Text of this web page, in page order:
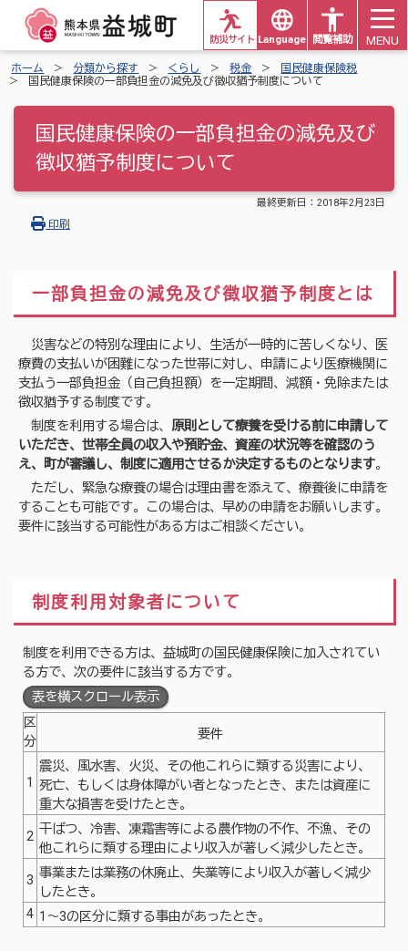
Languages 閲覧補助
防災サイト MENU
ホーム 分類から探す くらし 税金
国民健康保険税
国民健康保険の一部負担金の減免及び徴収猶予制度について
国民健康保険の一部負担金の減免及び
徴収猶予制度について
最終更新日： 2018年2月23日
印刷
一部負担金の減免及び徴収猶予制度とは
災害などの特別な理由により、生活が一時的に苦しくなり、医
療費の支払いが困難になった世帯に対し、申請により医療機関に
支払う一部負担金（自己負担額）を一定期間、減額・免除または
徴収猶予する制度です。
制度を利用する場合は、原則として療養を受ける前に申請して
いただき、世帯全員の収入や預貯金、資産の状況等を確認のう
え、町が審議し、制度に適用させるか決定するものとなります。
ただし、緊急な療養の場合は理由書を添えて、療養後に申請を
することも可能です。この場合は、早めの申請をお願いします。
要件に該当する可能性がある方はご相談ください。
制度利用対象者について
制度を利用できる方は、益城町の国民健康保険に加入されてい
る方で、次の要件に該当する方です。
表を横スクロール表示
区
分
要件
1
震災、風水害、火災、その他これらに類する災害により、
死亡、もしくは身体障がい者となったとき、または資産に
重大な損害を受けたとき。
2 干ばつ、冷害、凍霜害等による農作物の不作、不漁、その
他これらに類する理由により収入が著しく減少したとき。
3 事業または業務の休廃止、失業等により収入が著しく減少
したとき。
4 1～3の区分に類する事由があったとき。